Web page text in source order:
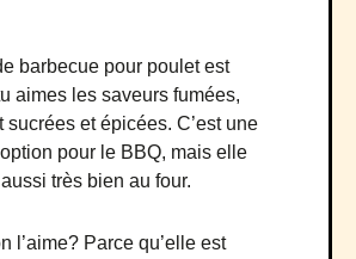
barbecue pour poulet est
aimes les saveurs fumées,
sucrées et épicées. C’est une
pour le BBQ, mais elle
très bien au four.
l’aime? Parce qu’elle est